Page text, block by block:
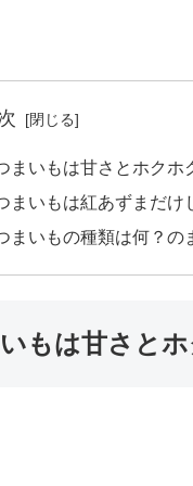
いもは甘さとホクホ
まいもは紅あずまだけ
まいもの種類は何？の
もは甘さとホ